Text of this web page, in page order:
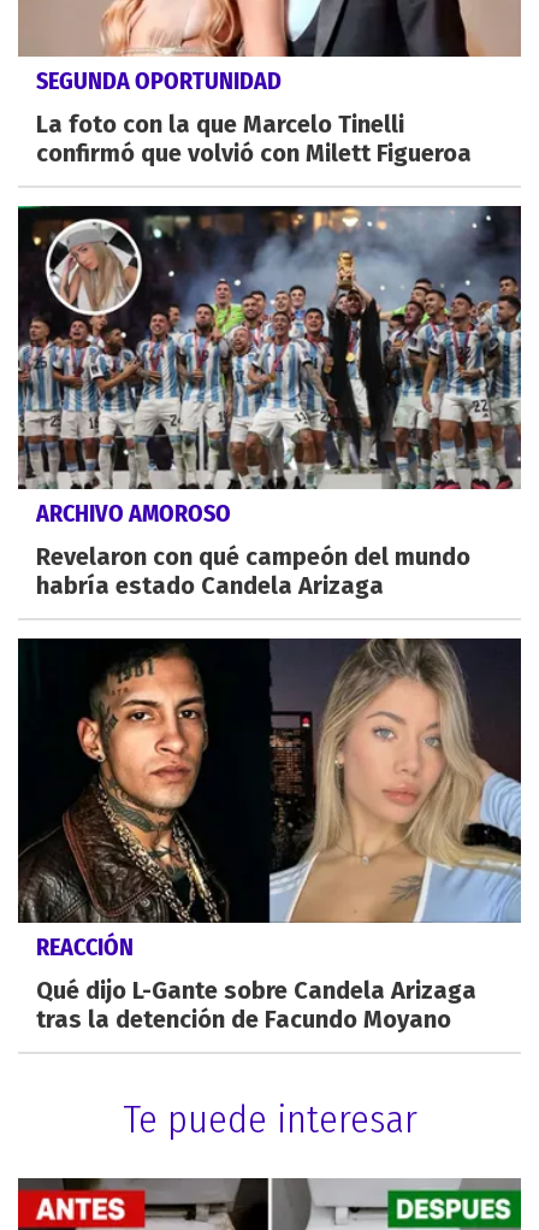
SEGUNDA OPORTUNIDAD
La foto con la que Marcelo Tinelli
confirmó que volvió con Milett Figueroa
ARCHIVO AMOROSO
Revelaron con qué campeón del mundo
habría estado Candela Arizaga
REACCIÓN
Qué dijo L-Gante sobre Candela Arizaga
tras la detención de Facundo Moyano
Te puede interesar